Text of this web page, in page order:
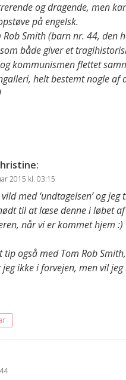
og dragende, men
på engelsk.
Rob Smith (barn nr. 44, den
både giver et
kommunismen flettet
helt bestemt nogle af
:
2015 kl. 03:15
vild med ‘undtagelsen’ og jeg
til at læse denne i løbet af
når vi er kommet hjem :)
tip også med Tom Rob
ikke i forvejen, men vil